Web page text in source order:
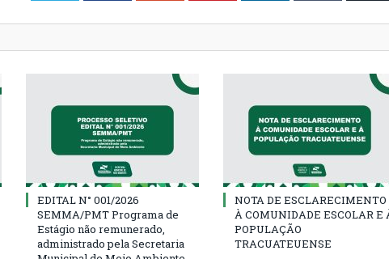
EDITAL N° 001/2026
SEMMA/PMT Programa de
Estágio não remunerado,
administrado pela Secretaria
NOTA DE ESCLARECIMENTO
À COMUNIDADE ESCOLAR E
POPULAÇÃO
TRACUATEUENSE